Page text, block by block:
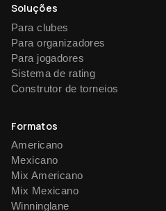
Soluções
Para clubes
Para organizadores
Para jogadores
Sistema de rating
Construtor de torneios
Formatos
Americano
Mexicano
Mix Americano
Mix Mexicano
Winninglane